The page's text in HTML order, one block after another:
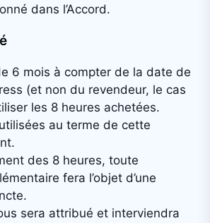
dans l’Accord.
6 mois à compter de la date de
(et non du revendeur, le cas
les 8 heures achetées.
au terme de cette
des 8 heures, toute
fera l’objet d’une
sera attribué et interviendra